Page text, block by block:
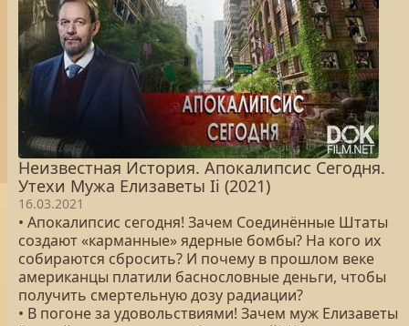
Неизвестная История. Апокалипсис Сегодня.
Утехи Мужа Елизаветы Ii (2021)
16.03.2021
• Апокалипсис сегодня! Зачем Соединённые Штаты
создают «карманные» ядерные бомбы? На кого их
собираются сбросить? И почему в прошлом веке
американцы платили баснословные деньги, чтобы
получить смертельную дозу радиации?
• В погоне за удовольствиями! Зачем муж Елизаветы